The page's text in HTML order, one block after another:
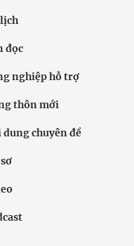
đọc
nghiệp hỗ trợ
thôn mới
dung chuyên đề